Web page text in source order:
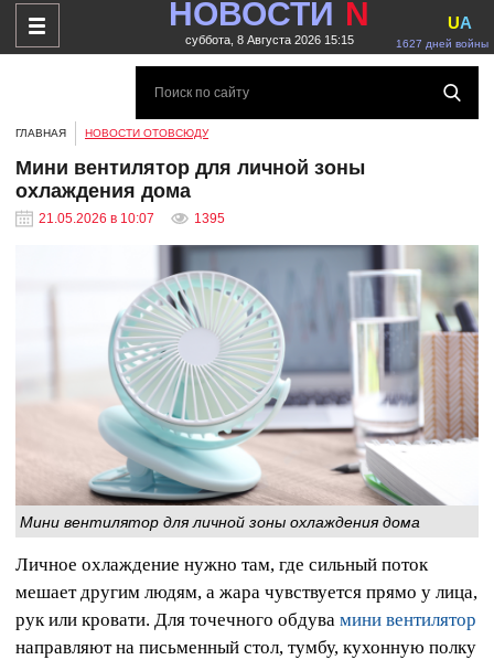
НОВОСТИ N
суббота, 8 Августа 2026 15:15 1627 дней войны
UA
ГЛАВНАЯ НОВОСТИ ОТОВСЮДУ
Мини вентилятор для личной зоны
охлаждения дома
21.05.2026 в 10:07 1395
Мини вентилятор для личной зоны охлаждения дома
Личное охлаждение нужно там, где сильный поток
мешает другим людям, а жара чувствуется прямо у лица,
рук или кровати. Для точечного обдува мини вентилятор
направляют на письменный стол, тумбу, кухонную полку